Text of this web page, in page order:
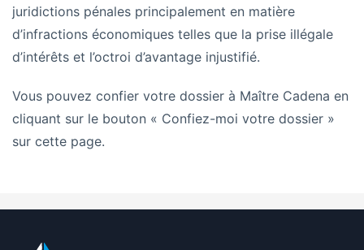
juridictions pénales principalement en matière
d’infractions économiques telles que la prise illégale
d’intérêts et l’octroi d’avantage injustifié.
Vous pouvez confier votre dossier à Maître Cadena en
cliquant sur le bouton « Confiez-moi votre dossier »
sur cette page.